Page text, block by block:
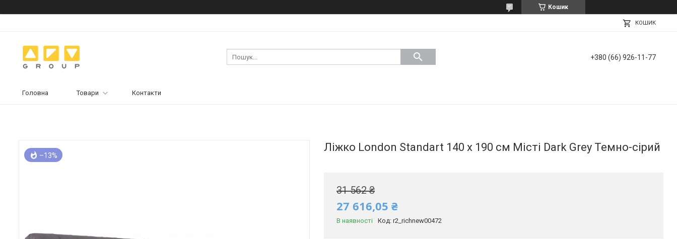
Кошик
КОШИК
+380 (66) 926-11-77
Головна Товари Контакти
–13%
Ліжко London Standart 140 х 190 см Місті Dark Grey Темно-сірий
31 562 ₴
27 616,05 ₴
В наявності Код: r2_richnew00472